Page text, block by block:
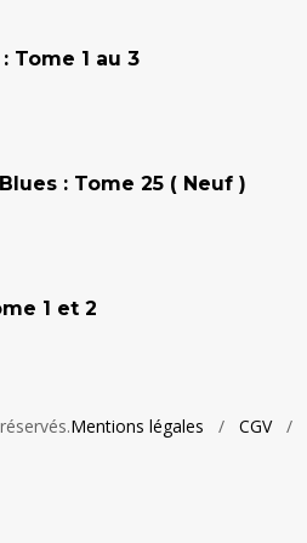
Tome 1 au 3
: Tome 25 ( Neuf )
1 et 2
Mentions légales / CGV/